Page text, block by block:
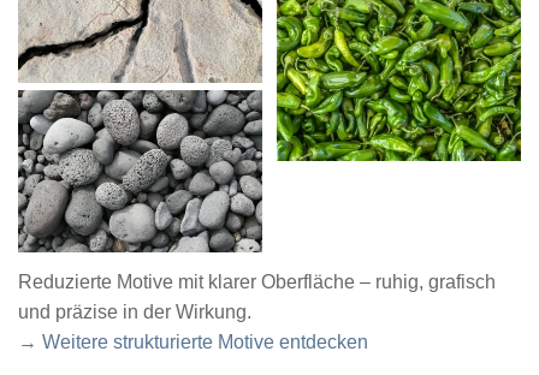
Reduzierte Motive mit klarer Oberfläche – ruhig, grafisch
und präzise in der Wirkung.
→ Weitere strukturierte Motive entdecken